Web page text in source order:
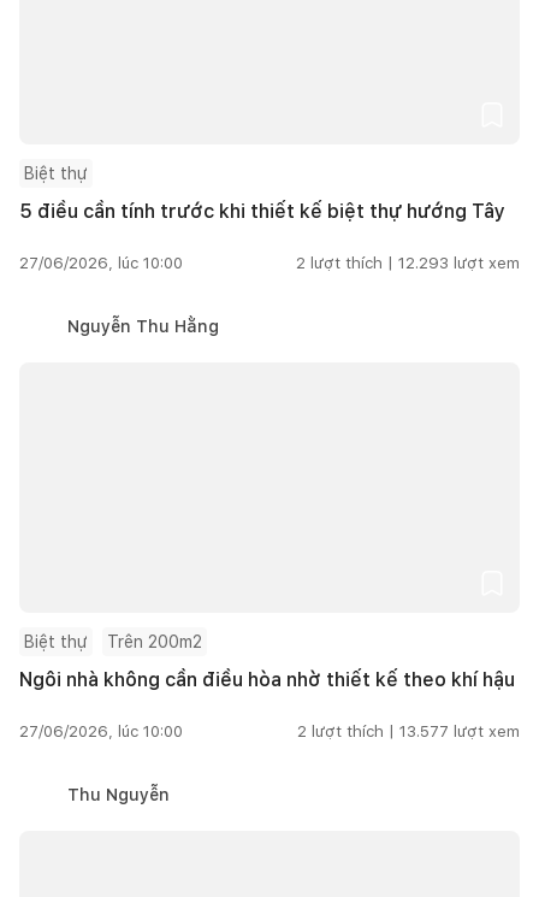
Biệt thự
5 điều cần tính trước khi thiết kế biệt thự hướng Tây
27/06/2026, lúc 10:00 2 lượt thích | 12.293 lượt xem
Nguyễn Thu Hằng
Biệt thự Trên 200m2
Ngôi nhà không cần điều hòa nhờ thiết kế theo khí hậu
27/06/2026, lúc 10:00 2 lượt thích | 13.577 lượt xem
Thu Nguyễn